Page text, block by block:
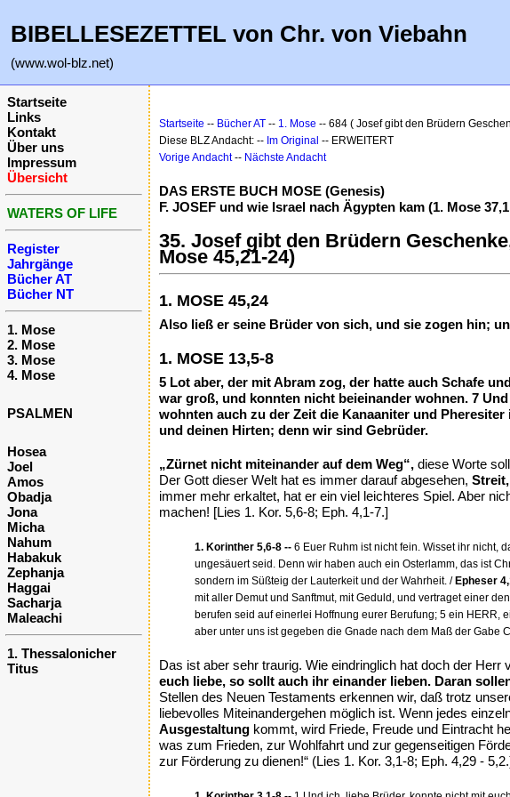
BIBELLESEZETTEL von Chr. von Viebahn
(www.wol-blz.net)
Startseite
Links
Kontakt
Über uns
Impressum
Übersicht
WATERS OF LIFE
Register
Jahrgänge
Bücher AT
Bücher NT
1. Mose
2. Mose
3. Mose
4. Mose
PSALMEN
Hosea
Joel
Amos
Obadja
Jona
Micha
Nahum
Habakuk
Zephanja
Haggai
Sacharja
Maleachi
1. Thessalonicher
Titus
Startseite -- Bücher AT -- 1. Mose -- 684 ( Josef gibt den Brüdern
Diese BLZ Andacht: -- Im Original -- ERWEITERT
Vorige Andacht-- Nächste Andacht
DAS ERSTE BUCH MOSE (Genesis)
F. JOSEF und wie Israel nach Ägypten kam (1. Mose
35. Josef gibt den Brüdern
Mose 45,21-24)
1. MOSE 45,24
Also ließ er seine Brüder von sich, und sie zogen hin;
1. MOSE 13,5-8
5 Lot aber, der mit Abram zog, der hatte auch Schafe
war groß, und konnten nicht beieinander wohnen. 7
wohnten auch zu der Zeit die Kanaaniter und
und deinen Hirten; denn wir sind Gebrüder.
„Zürnet nicht miteinander auf dem Weg“, diese Worte
Der Gott dieser Welt hat es immer darauf abgesehen,
immer mehr erkaltet, hat er ein viel leichteres Spiel. Aber
machen! [Lies 1. Kor. 5,6-8; Eph. 4,1-7.]
1. Korinther 5,6-8 -- 6 Euer Ruhm ist nicht fein. Wisset ihr nicht,
ungesäuert seid. Denn wir haben auch ein Osterlamm, das ist
sondern im Süßteig der Lauterkeit und der Wahrheit. / Epheser
mit aller Demut und Sanftmut, mit Geduld, und vertraget einer
berufen seid auf einerlei Hoffnung eurer Berufung; 5 ein HERR,
aber unter uns ist gegeben die Gnade nach dem Maß der Gabe
Das ist aber sehr traurig. Wie eindringlich hat doch der
euch liebe, so sollt auch ihr einander lieben. Daran
Stellen des Neuen Testaments erkennen wir, daß trotz
liebevolles Miteinandergehen möglich ist. Wenn jedes
Ausgestaltung kommt, wird Friede, Freude und Eintracht
was zum Frieden, zur Wohlfahrt und zur gegenseitigen
zur Förderung zu dienen!“ (Lies 1. Kor. 3,1-8; Eph. 4,29 -